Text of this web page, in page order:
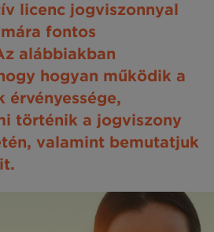
licenc jogviszonnyal
fontos
alábbiakban
hogyan működik a
érvényessége,
történik a jogviszony
valamint bemutatjuk